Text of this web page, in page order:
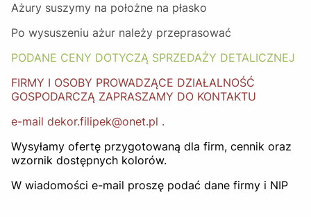
Ażury suszymy na położne na płasko
Po wysuszeniu ażur należy przeprasować
PODANE CENY DOTYCZĄ SPRZEDAŻY DETALICZNEJ
FIRMY I OSOBY PROWADZĄCE DZIAŁALNOŚĆ
GOSPODARCZĄ ZAPRASZAMY DO KONTAKTU
e-mail dekor.filipek@onet.pl .
Wysyłamy ofertę przygotowaną dla firm, cennik oraz
wzornik dostępnych kolorów.
W wiadomości e-mail proszę podać dane firmy i NIP